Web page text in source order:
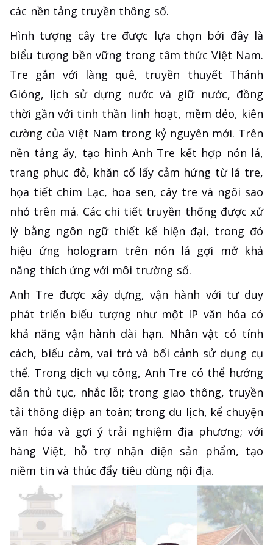
các nền tảng truyền thông số.
Hình tượng cây tre được lựa chọn bởi đây là
biểu tượng bền vững trong tâm thức Việt Nam.
Tre gắn với làng quê, truyền thuyết Thánh
Gióng, lịch sử dựng nước và giữ nước, đồng
thời gần với tinh thần linh hoạt, mềm dẻo, kiên
cường của Việt Nam trong kỷ nguyên mới. Trên
nền tảng ấy, tạo hình Anh Tre kết hợp nón lá,
trang phục đỏ, khăn cổ lấy cảm hứng từ lá tre,
họa tiết chim Lạc, hoa sen, cây tre và ngôi sao
nhỏ trên má. Các chi tiết truyền thống được xử
lý bằng ngôn ngữ thiết kế hiện đại, trong đó
hiệu ứng hologram trên nón lá gợi mở khả
năng thích ứng với môi trường số.
Anh Tre được xây dựng, vận hành với tư duy
phát triển biểu tượng như một IP văn hóa có
khả năng vận hành dài hạn. Nhân vật có tính
cách, biểu cảm, vai trò và bối cảnh sử dụng cụ
thể. Trong dịch vụ công, Anh Tre có thể hướng
dẫn thủ tục, nhắc lỗi; trong giao thông, truyền
tải thông điệp an toàn; trong du lịch, kể chuyện
văn hóa và gợi ý trải nghiệm địa phương; với
hàng Việt, hỗ trợ nhận diện sản phẩm, tạo
niềm tin và thúc đẩy tiêu dùng nội địa.